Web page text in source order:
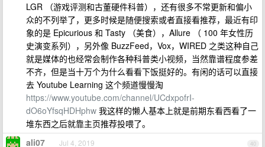
LGR （游戏评测和古董硬件科普），还有很多不常更新和偏小
众的不列举了，更多时候是随便搜索或者直接看推荐，最近有印
象的是 Epicurious 和 Tasty （美食），Allure （ 100 年女性历
史演变系列），另外像 BuzzFeed，Vox，WIRED 之类这种自己
就是媒体的也经常会制作各种科普类小视频，当然靠谱程度参差
不齐，但是当十万个为什么看看下饭挺好的。有闲的话可以直接
去 Youtube Learning 这个频道慢慢淘
https://www.youtube.com/channel/UCdxpofrI-
dO6oYfsqHDHphw 我这样的懒人基本上就是前期东看西看了一
堆东西之后就靠主页推荐投喂了。
40
ali07 Jul 4, 2019